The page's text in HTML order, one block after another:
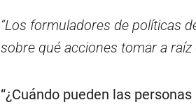
“Los formuladores de políticas
sobre qué acciones tomar a raíz
“¿Cuándo pueden las